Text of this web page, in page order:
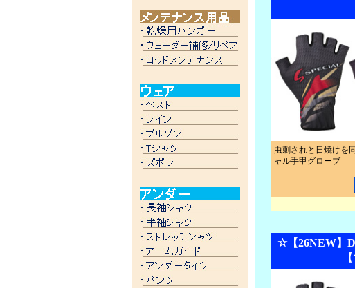
虫刺されと日焼けを
ャル手甲グローブ
☆【26NEW】